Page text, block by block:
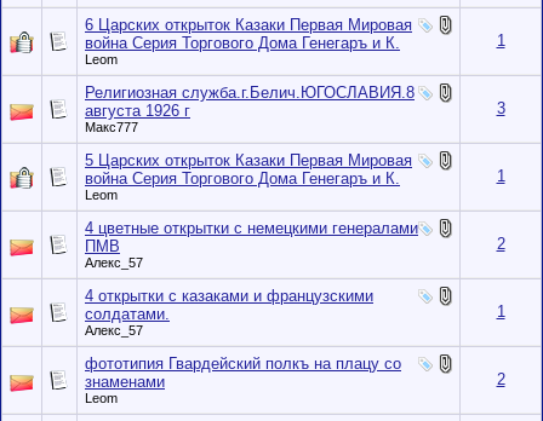
6 Царских открыток Казаки Первая Мировая
война Серия Торгового Дома Генегаръ и К.
Leom
1
Религиозная служба.г.Белич.ЮГОСЛАВИЯ.8
августа 1926 г
Макс777
3
5 Царских открыток Казаки Первая Мировая
война Серия Торгового Дома Генегаръ и К.
Leom
1
4 цветные открытки с немецкими генералами
ПМВ
Алекс_57
2
4 открытки с казаками и французскими
солдатами.
Алекс_57
1
фототипия Гвардейский полкъ на плацу со
знаменами
Leom
2